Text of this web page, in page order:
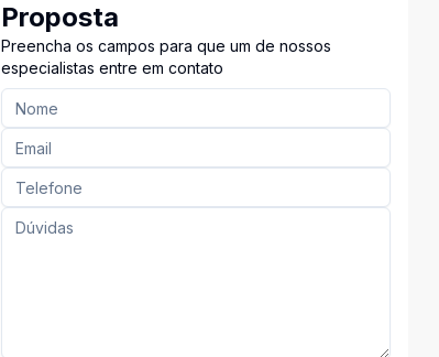
Proposta
Preencha os campos para que um de nossos
especialistas entre em contato